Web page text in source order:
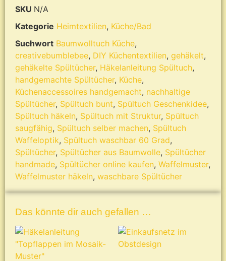
SKU N/A
Kategorie Heimtextilien, Küche/Bad
Suchwort Baumwolltuch Küche,
creativebumblebee, DIY Küchentextilien, gehäkelt,
gehäkelte Spültücher, Häkelanleitung Spültuch,
handgemachte Spültücher, Küche,
Küchenaccessoires handgemacht, nachhaltige
Spültücher, Spültuch bunt, Spültuch Geschenkidee,
Spültuch häkeln, Spültuch mit Struktur, Spültuch
saugfähig, Spültuch selber machen, Spültuch
Waffeloptik, Spültuch waschbar 60 Grad,
Spültücher, Spültücher aus Baumwolle, Spültücher
handmade, Spültücher online kaufen, Waffelmuster,
Waffelmuster häkeln, waschbare Spültücher
Das könnte dir auch gefallen …